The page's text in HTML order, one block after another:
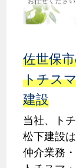
佐世保
トチス
建設
当社、ト
松下建設
仲介業務